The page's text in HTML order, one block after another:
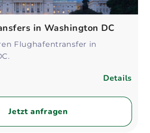
in Washington DC
Flughafentransfer in
Details
Jetzt anfragen